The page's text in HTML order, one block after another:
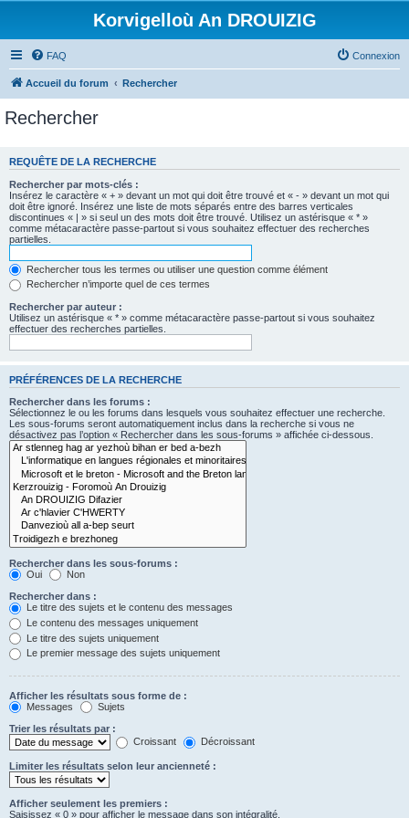
Korvigelloù An DROUIZIG
FAQ Connexion
Accueil du forum Rechercher
Rechercher
REQUÊTE DE LA RECHERCHE
Rechercher par mots-clés :
Insérez le caractère « + » devant un mot qui doit être trouvé et « - » devant un mot qui
doit être ignoré. Insérez une liste de mots séparés entre des barres verticales
discontinues « | » si seul un des mots doit être trouvé. Utilisez un astérisque « * »
comme métacaractère passe-partout si vous souhaitez effectuer des recherches
partielles.
Rechercher tous les termes ou utiliser une question comme élément
Rechercher n’importe quel de ces termes
Rechercher par auteur :
Utilisez un astérisque « * » comme métacaractère passe-partout si vous souhaitez
effectuer des recherches partielles.
PRÉFÉRENCES DE LA RECHERCHE
Rechercher dans les forums :
Sélectionnez le ou les forums dans lesquels vous souhaitez effectuer une recherche.
Les sous-forums seront automatiquement inclus dans la recherche si vous ne
désactivez pas l’option « Rechercher dans les sous-forums » affichée ci-dessous.
Rechercher dans les sous-forums :
Oui
Non
Rechercher dans :
Le titre des sujets et le contenu des messages
Le contenu des messages uniquement
Le titre des sujets uniquement
Le premier message des sujets uniquement
Afficher les résultats sous forme de :
Messages
Sujets
Trier les résultats par :
Croissant
Décroissant
Limiter les résultats selon leur ancienneté :
Afficher seulement les premiers :
Saisissez « 0 » pour afficher le message dans son intégralité.